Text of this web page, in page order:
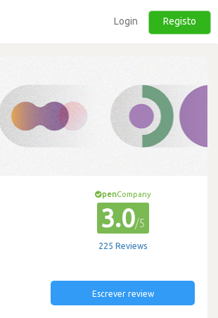
Login Registo
penCompany
3.0/5
225 Reviews
Escrever review